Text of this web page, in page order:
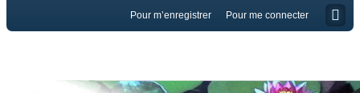
Pour me connecter
Pour m’enregistrer